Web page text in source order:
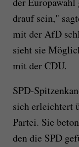
drauf sein,"
mit der AfD
sieht sie
mit der CDU.
SPD-
sich erleichtert
Partei. Sie
den die SPD